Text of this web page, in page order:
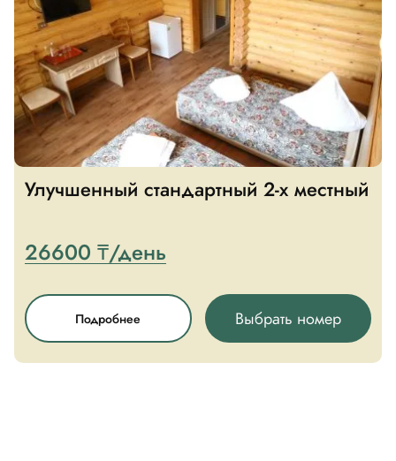
Отзывы
Контакты
Павлодарская область,
г. Павлодар, с. Мойылды,
улица Улы Дала, 1
Улучшенный стандартный 2-х местный
26600 ₸/день
Подробнее Выбрать номер